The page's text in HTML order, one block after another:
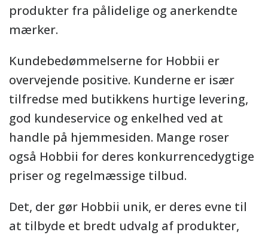
produkter fra pålidelige og anerkendte
mærker.
Kundebedømmelserne for Hobbii er
overvejende positive. Kunderne er især
tilfredse med butikkens hurtige levering,
god kundeservice og enkelhed ved at
handle på hjemmesiden. Mange roser
også Hobbii for deres konkurrencedygtige
priser og regelmæssige tilbud.
Det, der gør Hobbii unik, er deres evne til
at tilbyde et bredt udvalg af produkter,